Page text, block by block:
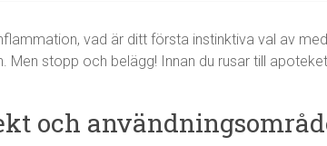
vad är ditt första instinktiva val av
Men stopp och belägg! Innan du rusar till
och